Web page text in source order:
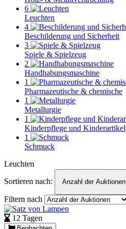
6
Leuchten
4
Beschilderung und Sicherheit
3
Spiele & Spielzeug
2
Handhabungsmaschine
1
Pharmazeutische & chemische
1
Metallurgie
1
Kinderpflege und Kinderartikel
1
Schmuck
Leuchten
Sortieren nach:
Anzahl der Auktionen
Filtern nach
12 Tagen